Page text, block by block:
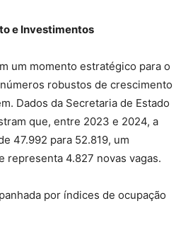
e Investimentos
um momento estratégico para o
robustos de crescimento
Dados da Secretaria de Estado
que, entre 2023 e 2024, a
47.992 para 52.819, um
representa 4.827 novas vagas.
por índices de ocupação